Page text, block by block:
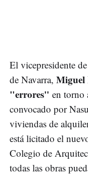
El vicepresidente
de Navarra, Miguel
"errores" en torno
convocado por
viviendas de
está licitado el
Colegio de
todas las obras